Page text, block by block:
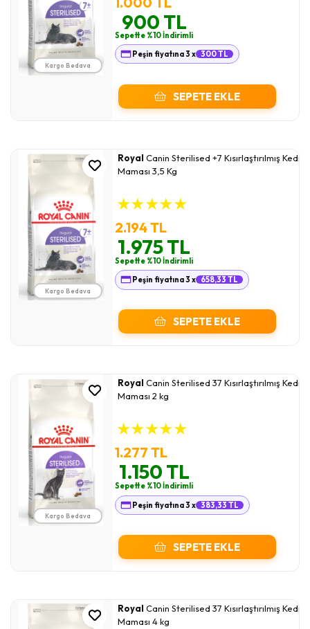
Kargo Bedava
900 TL
Sepette %10 İndirimli
Peşin fiyatına 3 x 300 TL
SEPETE EKLE
Kargo Bedava
Royal Canin Sterilised +7 Kısırlaştırılmış Kedi
Maması 3,5 Kg
★★★★★
2.194 TL
1.975 TL
Sepette %10 İndirimli
Peşin fiyatına 3 x
658,33 TL
SEPETE EKLE
Kargo Bedava
Royal Canin Sterilised 37 Kısırlaştırılmış Kedi
Maması 2 kg
★★★★★
1.277 TL
1.150 TL
Sepette %10 İndirimli
Peşin fiyatına 3 x 383,33 TL
SEPETE EKLE
Royal Canin Sterilised 37 Kısırlaştırılmış Kedi
Maması 4 kg